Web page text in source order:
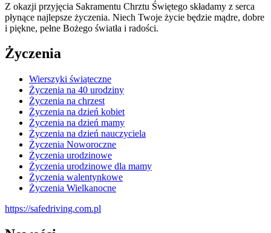
Z okazji przyjęcia Sakramentu Chrztu Świętego składamy z serca
płynące najlepsze życzenia. Niech Twoje życie będzie mądre, dobre
i piękne, pełne Bożego światła i radości.
Życzenia
Wierszyki świąteczne
Życzenia na 40 urodziny
Życzenia na chrzest
Życzenia na dzień kobiet
Życzenia na dzień mamy
Życzenia na dzień nauczyciela
Życzenia Noworoczne
Życzenia urodzinowe
Życzenia urodzinowe dla mamy
Życzenia walentynkowe
Życzenia Wielkanocne
https://safedriving.com.pl